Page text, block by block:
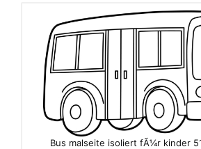
Bus malseite isoliert fÃ¼r kinder